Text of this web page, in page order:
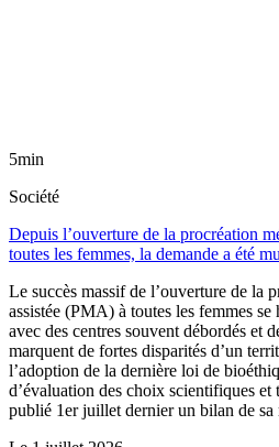
5min
Société
Depuis l’ouverture de la procréation
toutes les femmes, la demande a été
Le succès massif de l’ouverture de la
assistée (PMA) à toutes les femmes
avec des centres souvent débordés et
marquent de fortes disparités d’un
l’adoption de la dernière loi de
d’évaluation des choix scientifiques
publié 1er juillet dernier un bilan de